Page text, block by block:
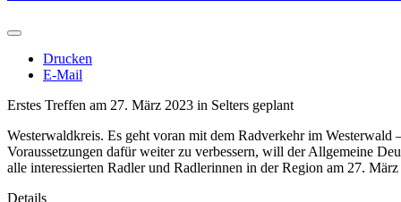
Drucken
E-Mail
Erstes Treffen am 27. März 2023 in Selters geplant
Westerwaldkreis. Es geht voran mit dem Radverkehr im
Voraussetzungen dafür weiter zu verbessern, will der Allgemeine
alle interessierten Radler und Radlerinnen in der Region am 27.
Details